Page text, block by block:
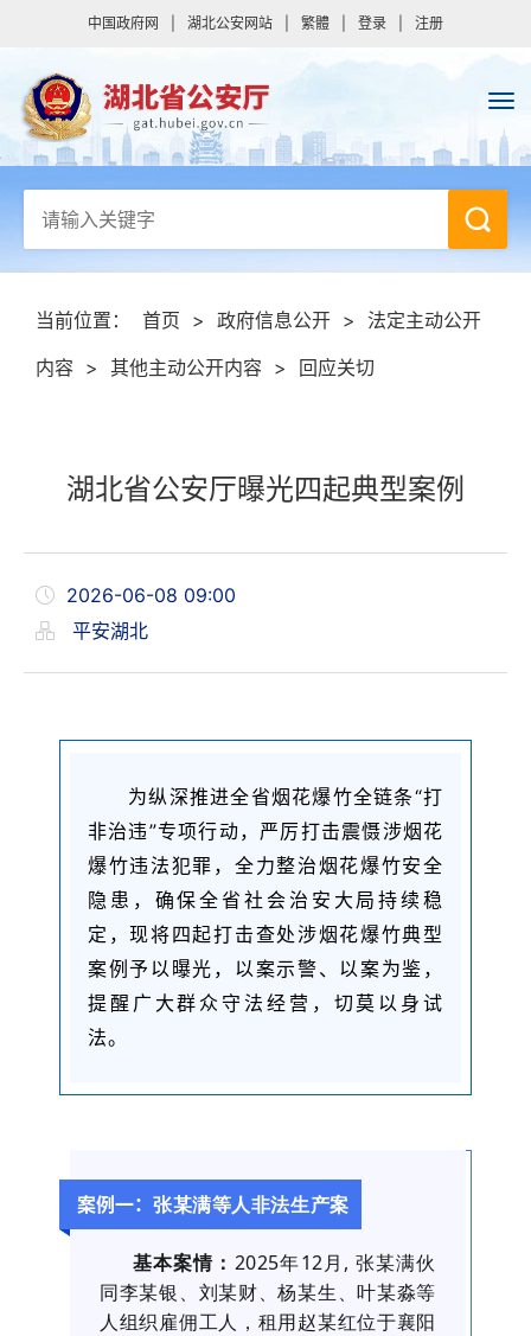
中国政府网 湖北公安网站 繁體 登录 注册
当前位置： 首页 > 政府信息公开 >
法定主动公开
内容 > 其他主动公开内容 > 回应关切
湖北省公安厅曝光四起典型案例
2026-06-08 09:00
平安湖北
为纵深推进全省烟花爆竹全链条“打
非治违”专项行动，严厉打击震慑涉烟花
爆竹违法犯罪，全力整治烟花爆竹安全
隐患，确保全省社会治安大局持续稳
定，现将四起打击查处涉烟花爆竹典型
案例予以曝光， 以案示警、以案为鉴，
提醒广大群众守法经营，切莫以身试
法。
案例一： 张某满等人非法生产案
基本案情： 2025年12月, 张某满伙
同李某银、刘某财、杨某生、叶某淼等
人组织雇佣工人，租用赵某红位于襄阳